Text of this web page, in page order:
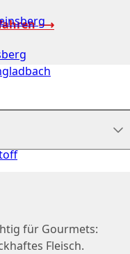
⟶
für Gourmets:
Fleisch.